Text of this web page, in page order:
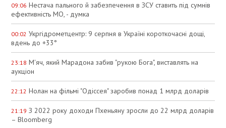
09:06 Нестача пального й забезпечення в ЗСУ ставить під сумнів
ефективність МО, - думка
00:02 Укргідрометцентр: 9 серпня в Україні короткочасні дощі,
вдень до +33°
23:18 М'яч, який Марадона забив "рукою Бога", виставлять на
аукціон
22:12 Нолан на фільмі "Одіссея" заробив понад 1 млрд доларів
21:19 З 2022 року доходи Пхеньяну зросли до 22 млрд доларів
– Bloomberg